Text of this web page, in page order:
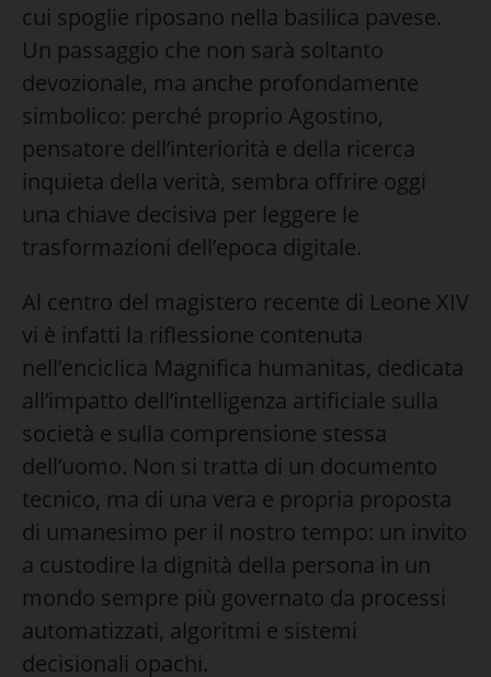
cui spoglie riposano nella basilica pavese.
Un passaggio che non sarà soltanto
devozionale, ma anche profondamente
simbolico: perché proprio Agostino,
pensatore dell’interiorità e della ricerca
inquieta della verità, sembra offrire oggi
una chiave decisiva per leggere le
trasformazioni dell’epoca digitale.
Al centro del magistero recente di Leone XIV
vi è infatti la riflessione contenuta
nell’enciclica Magnifica humanitas, dedicata
all’impatto dell’intelligenza artificiale sulla
società e sulla comprensione stessa
dell’uomo. Non si tratta di un documento
tecnico, ma di una vera e propria proposta
di umanesimo per il nostro tempo: un invito
a custodire la dignità della persona in un
mondo sempre più governato da processi
automatizzati, algoritmi e sistemi
decisionali opachi.